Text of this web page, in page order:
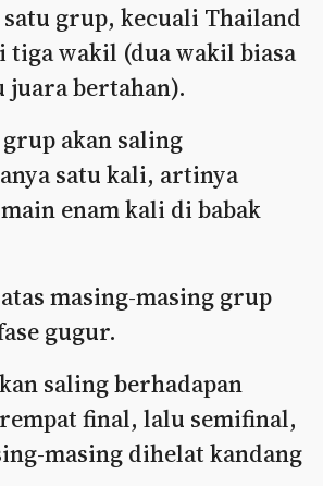
grup, kecuali Thailand
tiga wakil (dua wakil biasa
juara bertahan).
akan saling
satu kali, artinya
enam kali di babak
masing-masing grup
gugur.
saling berhadapan
final, lalu semifinal,
masing dihelat kandang